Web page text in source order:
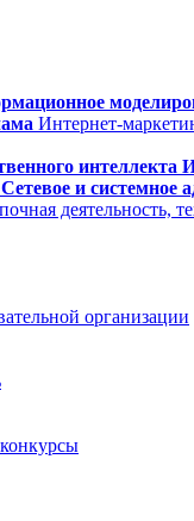
Интернет-
интеллекта
Сетевое и системное
деятельность,
организации